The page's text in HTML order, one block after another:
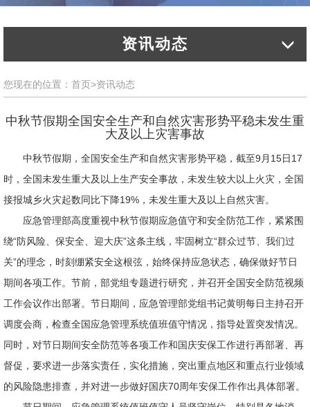
资讯动态
您现在的位置： 首页>资讯动态
中秋节假期全国安全生产和自然灾害形势平稳未发生重
大及以上灾害事故
中秋节假期，全国安全生产和自然灾害形势平稳，截至9月15日17
时，全国未发生重大及以上生产安全事故，未发生较大以上火灾，全国
接报城乡火灾起数同比下降19%，未发生重大及以上自然灾害。
应急管理部高度重视中秋节假期应急值守和安全防范工作，紧紧围
绕“防风险、保安全、迎大庆”这条主线，牢固树立“群众过节、我们过
关”的理念，时刻绷紧安全这根弦，始终保持应急状态，确保做好节日
期间各项工作。节前，部党组专题进行研究，并召开全国安全防范视频
工作会议作出部署。节日期间，应急管理部党组书记黄明每日主持召开
调度会商，检查全国应急管理系统值班值守情况，指导处置突发情况。
同时，对节日期间安全防范等各项工作和国庆安保工作进行再部署、再
督促，要求进一步落实责任，实化措施，突出重点地区和重点行业领域
的风险隐患排查，并对进一步做好国庆70周年安保工作作出具体部署。